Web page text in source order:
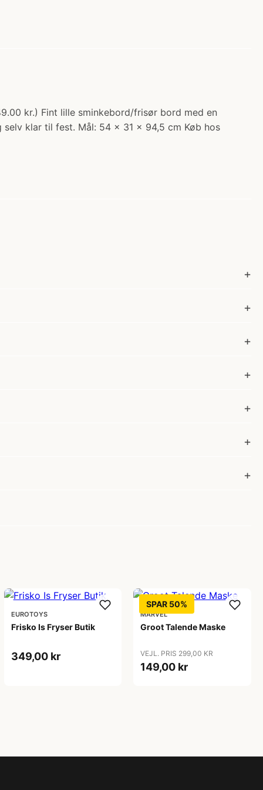
kr.) Fint lille sminkebord/frisør bord med en
klar til fest. Mål: 54 x 31 x 94,5 cm Køb hos
EUROTOYS
Frisko Is Fryser Butik
349,00 kr
SPAR 50%
MARVEL
Groot Talende Maske
VEJL. PRIS 299,00 KR
149,00 kr